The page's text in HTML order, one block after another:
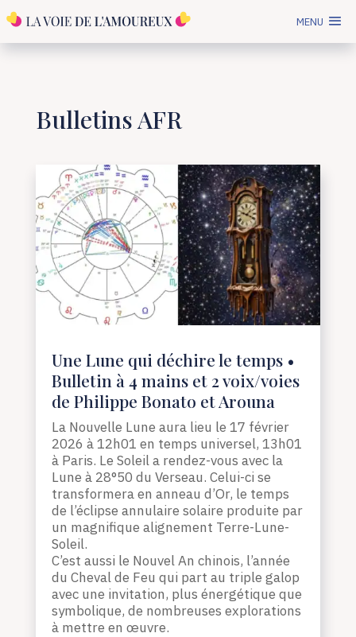
MENU
Bulletins AFR
Une Lune qui déchire le temps •
Bulletin à 4 mains et 2 voix/voies
de Philippe Bonato et Arouna
La Nouvelle Lune aura lieu le 17 février
2026 à 12h01 en temps universel, 13h01
à Paris. Le Soleil a rendez-vous avec la
Lune à 28°50 du Verseau. Celui-ci se
transformera en anneau d’Or, le temps
de l’éclipse annulaire solaire produite par
un magnifique alignement Terre-Lune-
Soleil.
C’est aussi le Nouvel An chinois, l’année
du Cheval de Feu qui part au triple galop
avec une invitation, plus énergétique que
symbolique, de nombreuses explorations
à mettre en œuvre.